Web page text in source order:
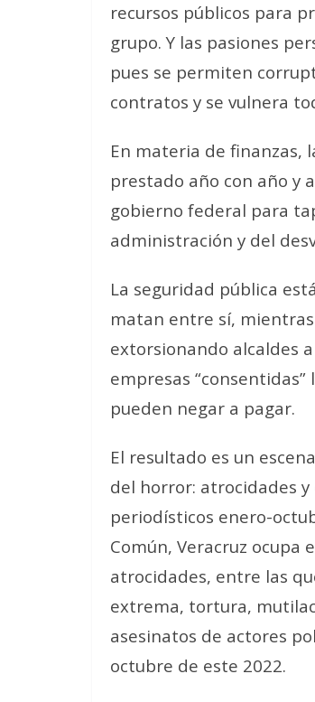
recursos públicos para
grupo. Y las pasiones
pues se permiten
contratos y se vulnera
En materia de finanzas,
prestado año con año y
gobierno federal para
administración y del
La seguridad pública
matan entre sí,
extorsionando alcaldes
empresas
pueden negar a pagar.
El resultado es un
del horror: atrocidades
periodísticos enero-
Común, Veracruz
atrocidades, entre las
extrema, tortura,
asesinatos de actores
octubre de este 2022.